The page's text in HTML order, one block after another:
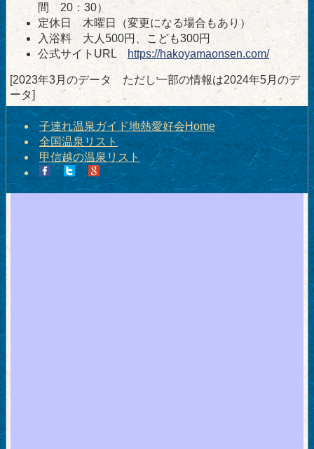
間 20：30）
定休日 木曜日（変更になる場合もあり）
入浴料 大人500円、こども300円
公式サイトURL
https://hakoyamaonsen.com/
[2023年3月のデータ ただし一部の情報は2024年5月のデ
ータ]
子連れ温泉ガイド地熱愛好会Home
全国温泉リスト
甲信越の温泉リスト